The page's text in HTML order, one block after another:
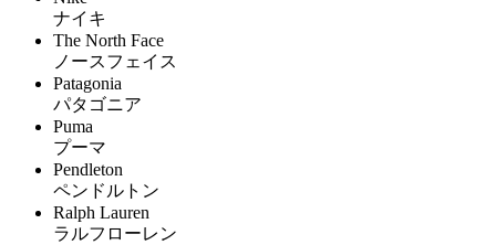
ナイキ
The North Face
ノースフェイス
Patagonia
パタゴニア
Puma
プーマ
Pendleton
ペンドルトン
Ralph Lauren
ラルフローレン